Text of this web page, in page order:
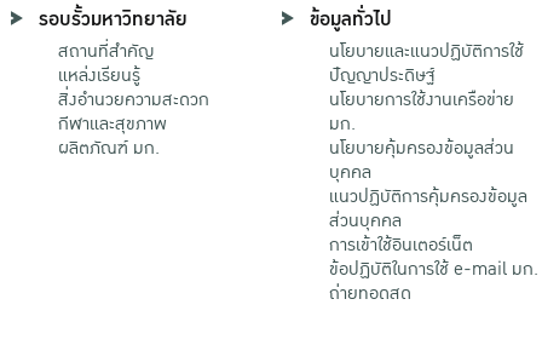
รอบรั้วมหาวิทยาลัย
สถานที่สำคัญ
แหล่งเรียนรู้
สิ่งอำนวยความสะดวก
กีฬาและสุขภาพ
ผลิตภัณฑ์ มก.
ข้อมูลทั่วไป
นโยบายและแนวปฏิบัติการใช้
ปัญญาประดิษฐ์
นโยบายการใช้งานเครือข่าย
มก.
นโยบายคุ้มครองข้อมูลส่วน
บุคคล
แนวปฏิบัติการคุ้มครองข้อมูล
ส่วนบุคคล
การเข้าใช้อินเตอร์เน็ต
ข้อปฏิบัติในการใช้ e-mail มก.
ถ่ายทอดสด